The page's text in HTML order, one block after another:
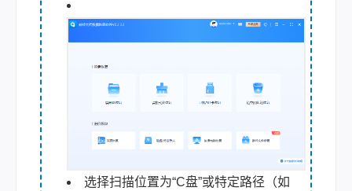
选择扫描位置为“C盘”或特定路径（如